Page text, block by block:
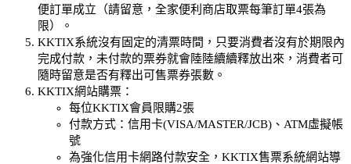
便訂單成立（請留意，全家便利商店取票每筆訂單4張為
限）。
KKTIX系統沒有固定的清票時間，只要消費者沒有於期限內
完成付款，未付款的票券就會陸陸續續釋放出來，消費者可
隨時留意是否有釋出可售票券張數。
KKTIX網站購票：
每位KKTIX會員限購2張
付款方式：信用卡(VISA/MASTER/JCB)、ATM虛擬帳
號
為強化信用卡網路付款安全，KKTIX售票系統網站導